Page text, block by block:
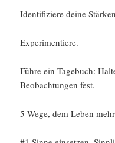
Identifiziere deine
Experimentiere.
Führe ein Tagebuch:
Beobachtungen fest.
5 Wege, dem Leben